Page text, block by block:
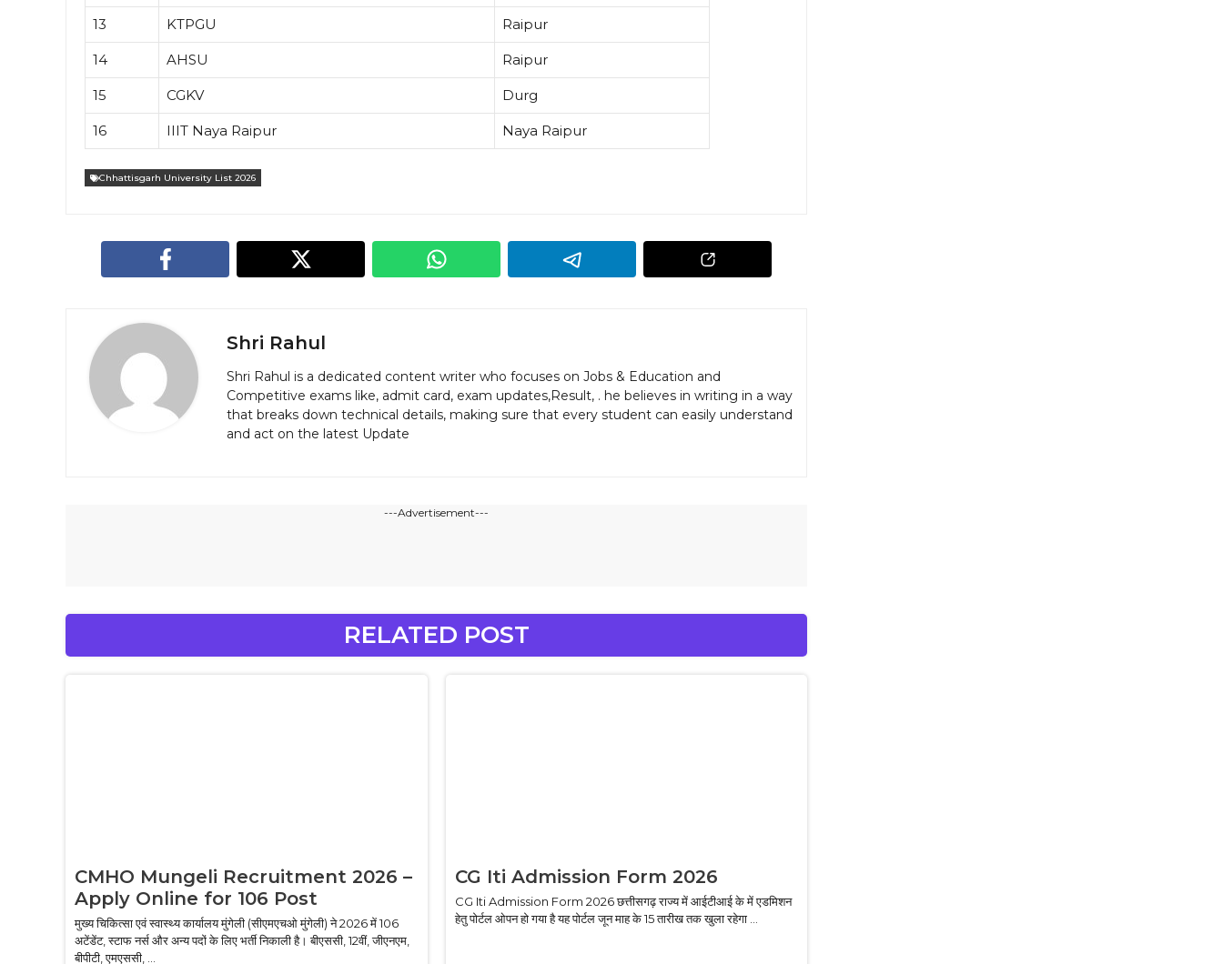
13 KTPGU Raipur
14 AHSU Raipur
15 CGKV Durg
16 IIIT Naya Raipur Naya Raipur
Chhattisgarh University List 2026
Shri Rahul
Shri Rahul is a dedicated content writer who focuses on Jobs & Education and
Competitive exams like, admit card, exam updates,Result, . he believes in writing in a way
that breaks down technical details, making sure that every student can easily understand
and act on the latest Update
---Advertisement---
RELATED POST
CMHO Mungeli Recruitment 2026 –
Apply Online for 106 Post
मुख्य चिकित्सा एवं स्वास्थ्य कार्यालय मुंगेली (सीएमएचओ मुंगेली) ने 2026 में 106
अटेंडेंट, स्टाफ नर्स और अन्य पदों के लिए भर्ती निकाली है। बीएससी, 12वीं, जीएनएम,
बीपीटी, एमएससी, ...
CG Iti Admission Form 2026
CG Iti Admission Form 2026 छत्तीसगढ़ राज्य में आईटीआई के में एडमिशन
हेतु पोर्टल ओपन हो गया है यह पोर्टल जून माह के 15 तारीख तक खुला रहेगा ...